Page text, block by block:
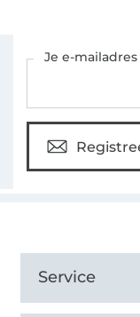
Je e-mailadres
Service